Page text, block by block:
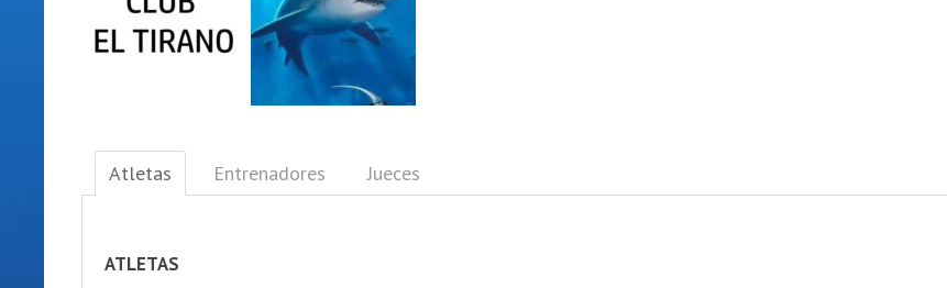
Atletas Entrenadores Jueces
ATLETAS